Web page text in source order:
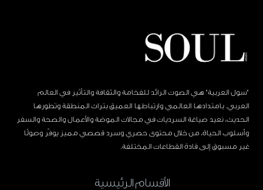
"سول العربية" هي الصوت الرائد للفخامة والثقافة والتأثير في العالم
العربي. بامتدادها العالمي وارتباطها العميق بتراث المنطقة وتطورها
الحديث، نعيد صياغة السرديات في مجالات الموضة والأعمال والصحة والسفر
وأسلوب الحياة، من خلال محتوى حصري وسرد قصصي مميز يوفّر وصولًا
غير مسبوق إلى قادة القطاعات المختلفة.
الأقسام الرئيسية